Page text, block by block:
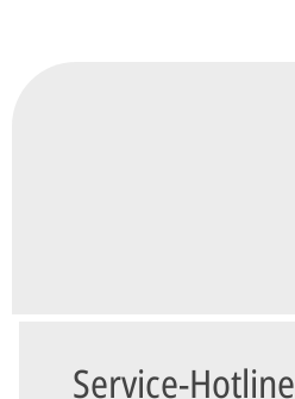
Service-Hotline